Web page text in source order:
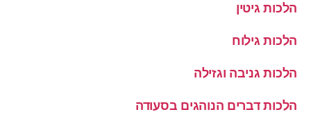
הלכות גיטין
הלכות גילוח
הלכות גניבה וגזילה
הלכות דברים הנוהגים בסעודה